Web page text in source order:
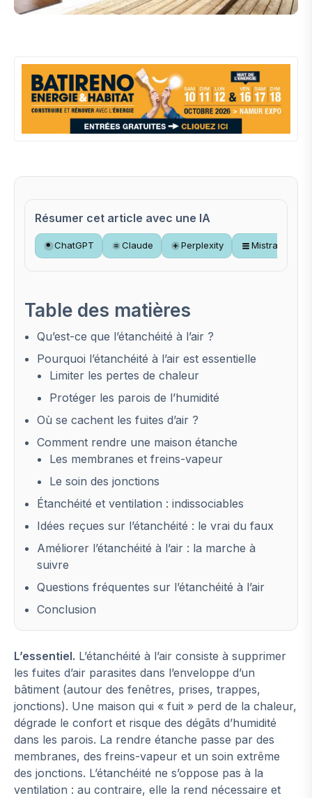
Résumer cet article avec une IA
ChatGPT Claude Perplexity Mistral
Table des matières
Qu’est-ce que l’étanchéité à l’air ?
Pourquoi l’étanchéité à l’air est essentielle
Limiter les pertes de chaleur
Protéger les parois de l’humidité
Où se cachent les fuites d’air ?
Comment rendre une maison étanche
Les membranes et freins-vapeur
Le soin des jonctions
Étanchéité et ventilation : indissociables
Idées reçues sur l’étanchéité : le vrai du faux
Améliorer l’étanchéité à l’air : la marche à
suivre
Questions fréquentes sur l’étanchéité à l’air
Conclusion
L’essentiel. L’étanchéité à l’air consiste à supprimer
les fuites d’air parasites dans l’enveloppe d’un
bâtiment (autour des fenêtres, prises, trappes,
jonctions). Une maison qui « fuit » perd de la chaleur,
dégrade le confort et risque des dégâts d’humidité
dans les parois. La rendre étanche passe par des
membranes, des freins-vapeur et un soin extrême
des jonctions. L’étanchéité ne s’oppose pas à la
ventilation : au contraire, elle la rend nécessaire et